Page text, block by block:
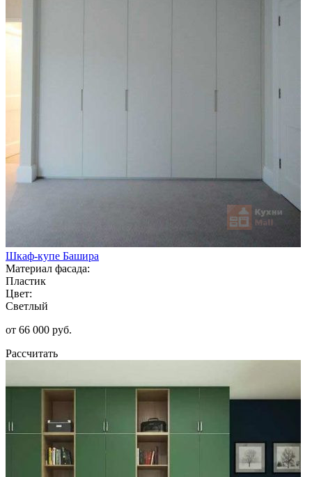
Шкаф-купе Башира
Материал фасада:
Пластик
Цвет:
Светлый
от 66 000 руб.
Рассчитать